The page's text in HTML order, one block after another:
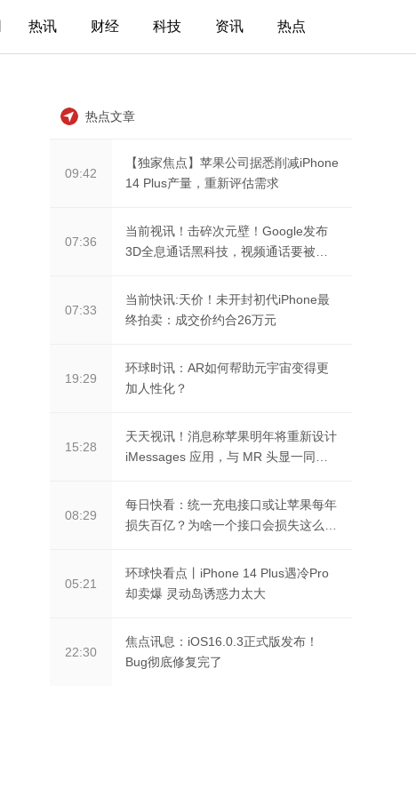
热讯 财经 科技 资讯 热点
热点文章
09:42
【独家焦点】苹果公司据悉削减iPhone
14 Plus产量，重新评估需求
07:36
当前视讯！击碎次元壁！Google发布
3D全息通话黑科技，视频通话要被颠
07:33
当前快讯:天价！未开封初代iPhone最
终拍卖：成交价约合26万元
19:29
环球时讯：AR如何帮助元宇宙变得更
加人性化？
15:28
天天视讯！消息称苹果明年将重新设计
iMessages 应用，与 MR 头显一同推
08:29
每日快看：统一充电接口或让苹果每年
损失百亿？为啥一个接口会损失这么
05:21
环球快看点丨iPhone 14 Plus遇冷Pro
却卖爆 灵动岛诱惑力太大
22:30
焦点讯息：iOS16.0.3正式版发布！
Bug彻底修复完了